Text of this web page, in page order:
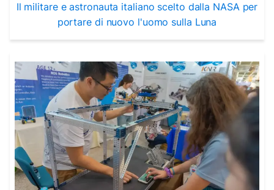
Il militare e astronauta italiano scelto dalla NASA per
portare di nuovo l'uomo sulla Luna